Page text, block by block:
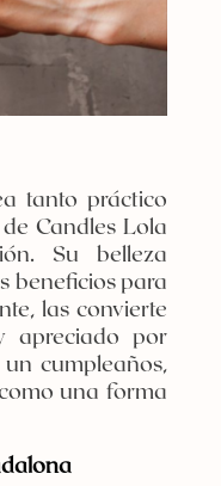
tanto práctico
Candles Lola
Su belleza
beneficios para
las convierte
apreciado por
cumpleaños,
una forma